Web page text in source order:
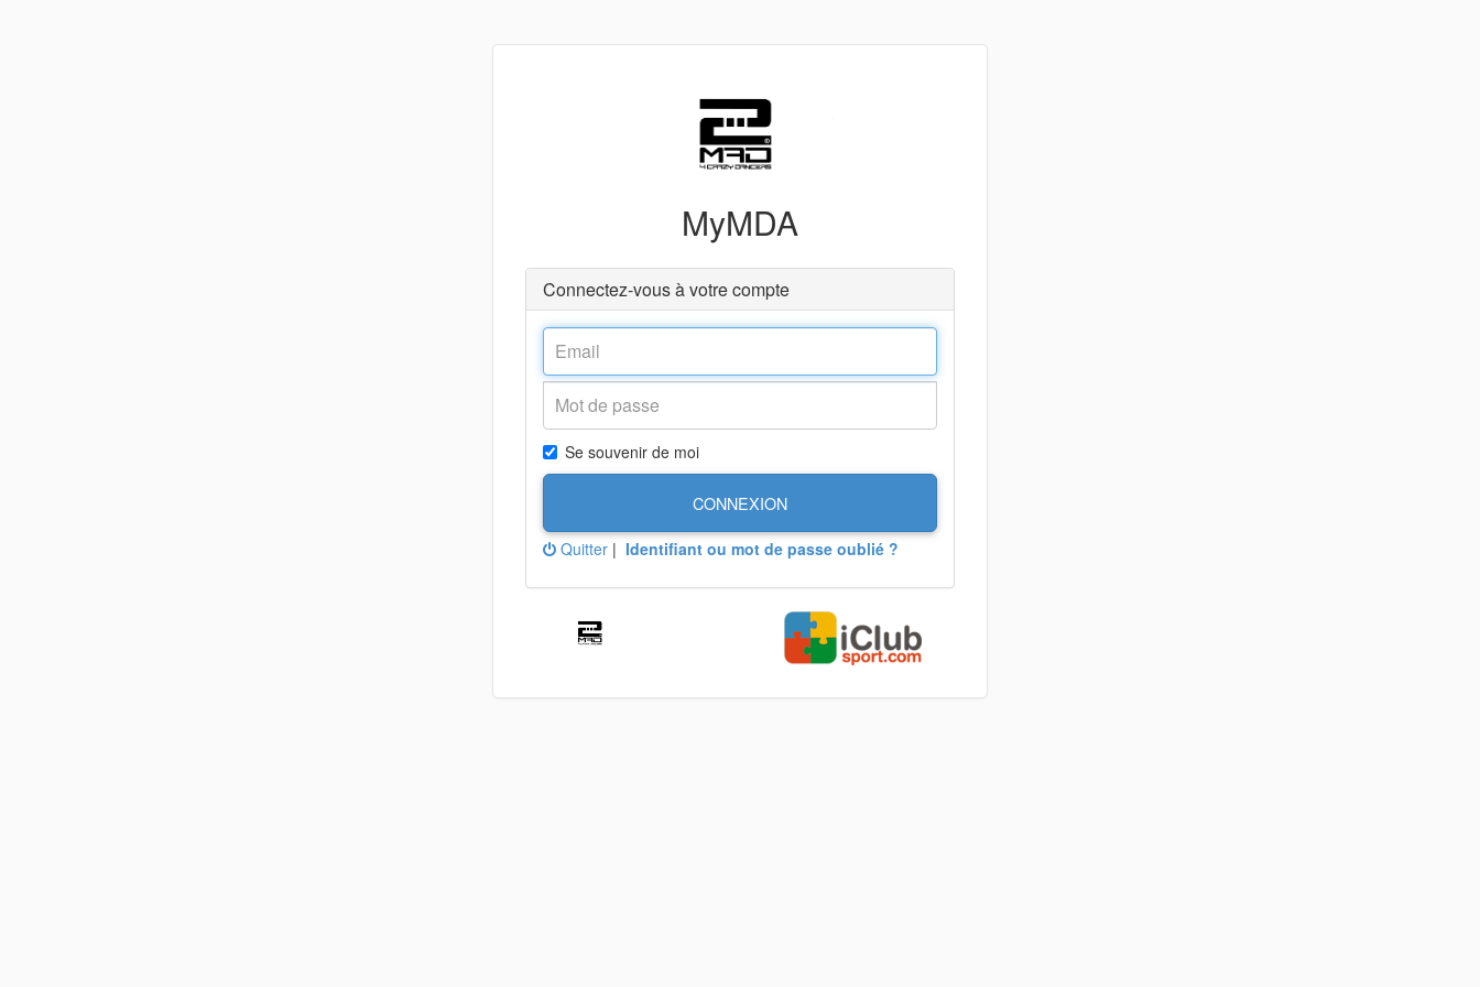
MyMDA
Connectez-vous à votre compte
Se souvenir de moi
CONNEXION
Quitter | Identifiant ou mot de passe oublié ?